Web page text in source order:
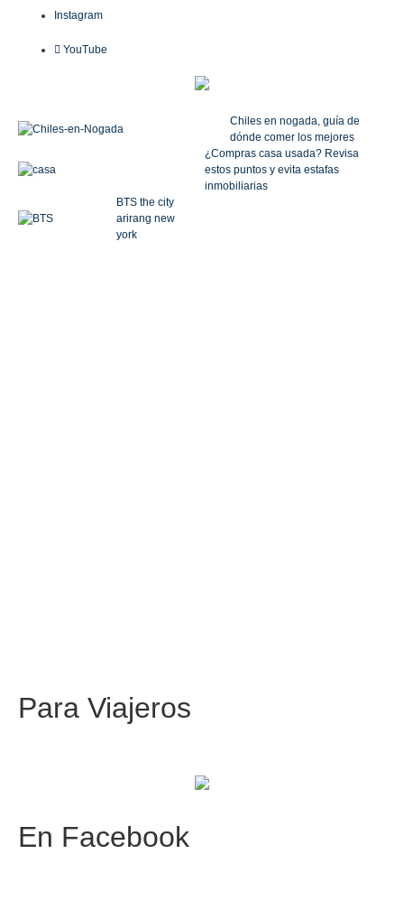
Instagram
YouTube
Chiles en nogada, guía de
dónde comer los mejores
¿Compras casa usada? Revisa
estos puntos y evita estafas
inmobiliarias
BTS the city
arirang new
york
Para Viajeros
Centros comerciales
En Facebook